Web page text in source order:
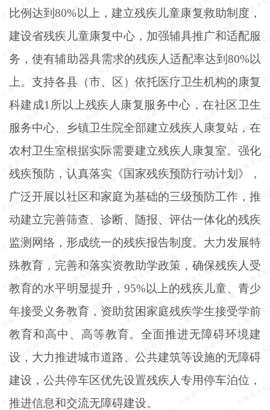
比例达到80%以上，建立残疾儿童康复救助制度，
建设省残疾儿童康复中心，加强辅具推广和适配服
务，使有辅助器具需求的残疾人适配率达到80%以
上。支持各县（市、区）依托医疗卫生机构的康复
科建成1所以上残疾人康复服务中心，在社区卫生
服务中心、乡镇卫生院全部建立残疾人康复站，在
农村卫生室根据实际需要建立残疾人康复室。强化
残疾预防，认真落实《国家残疾预防行动计划》，
广泛开展以社区和家庭为基础的三级预防工作，推
动建立完善筛查、诊断、随报、评估一体化的残疾
监测网络，形成统一的残疾报告制度。大力发展特
殊教育，完善和落实资教助学政策，确保残疾人受
教育的水平明显提升，95%以上的残疾儿童、青少
年接受义务教育，资助贫困家庭残疾学生接受学前
教育和高中、高等教育。全面推进无障碍环境建
设，大力推进城市道路、公共建筑等设施的无障碍
建设，公共停车区优先设置残疾人专用停车泊位，
推进信息和交流无障碍建设。